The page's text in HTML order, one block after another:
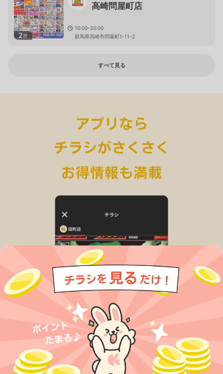
2枚
高崎問屋町店
10:00-20:00
群馬県高崎市問屋町1-11-2
すべて見る